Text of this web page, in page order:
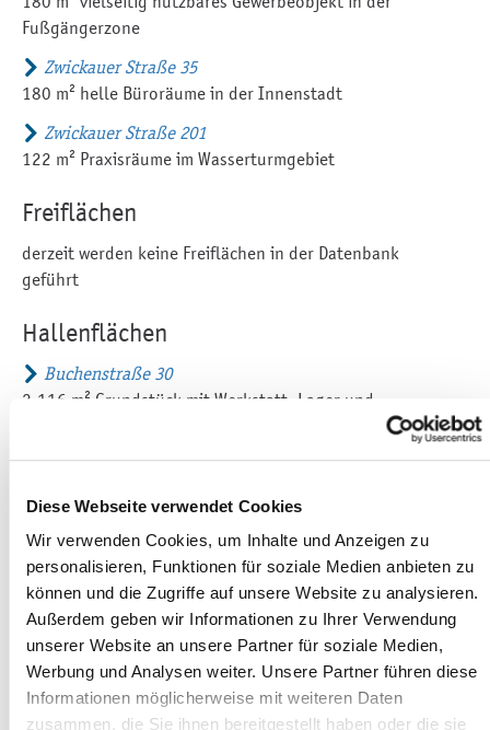
Diese Webseite verwendet Cookies
Wir verwenden Cookies, um Inhalte und Anzeigen zu
personalisieren, Funktionen für soziale Medien anbieten zu
können und die Zugriffe auf unsere Website zu analysieren.
Außerdem geben wir Informationen zu Ihrer Verwendung
unserer Website an unsere Partner für soziale Medien,
Werbung und Analysen weiter. Unsere Partner führen diese
Informationen möglicherweise mit weiteren Daten
zusammen, die Sie ihnen bereitgestellt haben oder die sie
Fußgängerzone
Zwickauer Straße 35
180 m² helle Büroräume in der Innenstadt
Zwickauer Straße 201
122 m² Praxisräume im Wasserturmgebiet
Freiflächen
derzeit werden keine Freiflächen in der Datenbank
geführt
Hallenflächen
Buchenstraße 30
2.116 m² Grundstück mit Werkstatt, Lager und
Zwickauer Straße 148
Aufnahme in die Datenbank
Die Gewerbeflächendatenbank ist ein kostenfreies
Angebot der Reichenbacher Wirtschaftsförderung.
Wenn Sie ein Angebot einstellen oder ändern lassen
wollen, übersenden Sie uns bitte die ausgefüllte
Checkliste und nach Möglichkeit ein bis zwei Fotos.